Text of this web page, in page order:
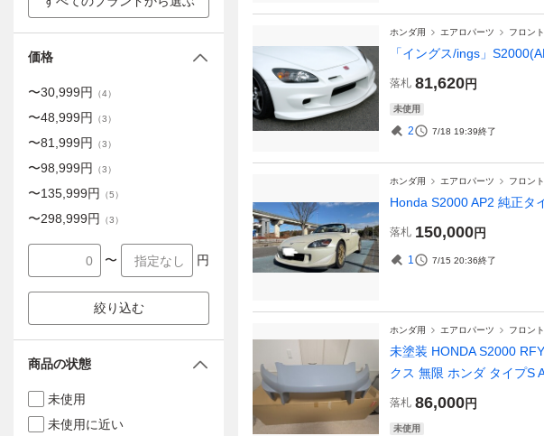
ホンダ用 エアロパーツ フロント
「イングス/ings」
落札 81,620円
未使用
2 7/18 19:39終了
ホンダ用 エアロパーツ フロント
Honda S2000 AP2 純正タ
落札 150,000円
1 7/15 20:36終了
ホンダ用 エアロパーツ フロント
未塗装 HONDA S2000
クス 無限 ホンダ タイプS
落札 86,000円
未使用
価格
〜30,999円 （4）
〜48,999円 （3）
〜81,999円 （3）
〜98,999円 （3）
〜135,999円 （5）
〜298,999円 （3）
〜 円
絞り込む
商品の状態
未使用
未使用に近い